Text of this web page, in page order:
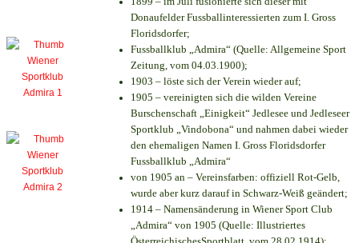
Donaufelder Fussballinteressierten zum I. Gross
Floridsdorfer;
Fussballklub „Admira“ (Quelle: Allgemeine Sport
Zeitung, vom 04.03.1900);
1903 – löste sich der Verein wieder auf;
1905 – vereinigten sich die wilden Vereine
Burschenschaft „Einigkeit“ Jedlesee und Jedleseer
Sportklub „Vindobona“ und nahmen dabei wieder
den ehemaligen Namen I. Gross Floridsdorfer
Fussballklub „Admira“
von 1905 an – Vereinsfarben: offiziell Rot-Gelb,
wurde aber kurz darauf in Schwarz-Weiß geändert;
1914 – Namensänderung in Wiener Sport Club
„Admira“ von 1905 (Quelle: Illustriertes